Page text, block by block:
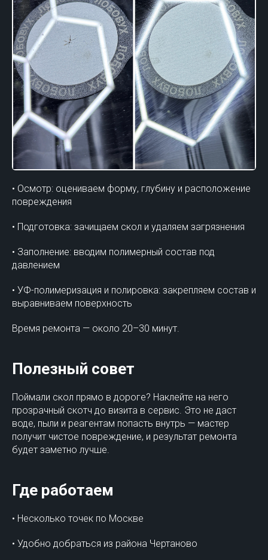
• Осмотр: оцениваем форму, глубину и расположение
повреждения
• Подготовка: зачищаем скол и удаляем загрязнения
• Заполнение: вводим полимерный состав под
давлением
• УФ-полимеризация и полировка: закрепляем состав и
выравниваем поверхность
Время ремонта — около 20–30 минут.
Полезный совет
Поймали скол прямо в дороге? Наклейте на него
прозрачный скотч до визита в сервис. Это не даст
воде, пыли и реагентам попасть внутрь — мастер
получит чистое повреждение, и результат ремонта
будет заметно лучше.
Где работаем
• Несколько точек по Москве
• Удобно добраться из района Чертаново